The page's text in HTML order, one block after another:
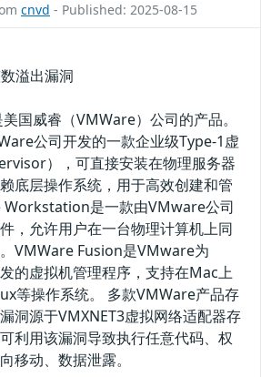
cnvd - Published: 2025-08-15
溢出漏洞
国威睿（VMWare）公司的产品。
公司开发的一款企业级Type-1虚
），可直接安装在物理服务器
底层操作系统，用于高效创建和管
Workstation是一款由VMware公司
，允许用户在一台物理计算机上同
VMWare Fusion是VMware为
的虚拟机管理程序，支持在Mac上
等操作系统。 多款VMWare产品存
洞源于VMXNET3虚拟网络适配器存
利用该漏洞导致执行任意代码、权
移动、数据泄露。